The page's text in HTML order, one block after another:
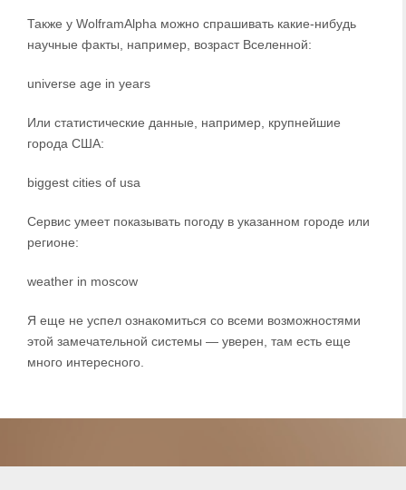
Также у WolframAlpha можно спрашивать какие-нибудь
научные факты, например, возраст Вселенной:
universe age in years
Или статистические данные, например, крупнейшие
города США:
biggest cities of usa
Сервис умеет показывать погоду в указанном городе или
регионе:
weather in moscow
Я еще не успел ознакомиться со всеми возможностями
этой замечательной системы — уверен, там есть еще
много интересного.